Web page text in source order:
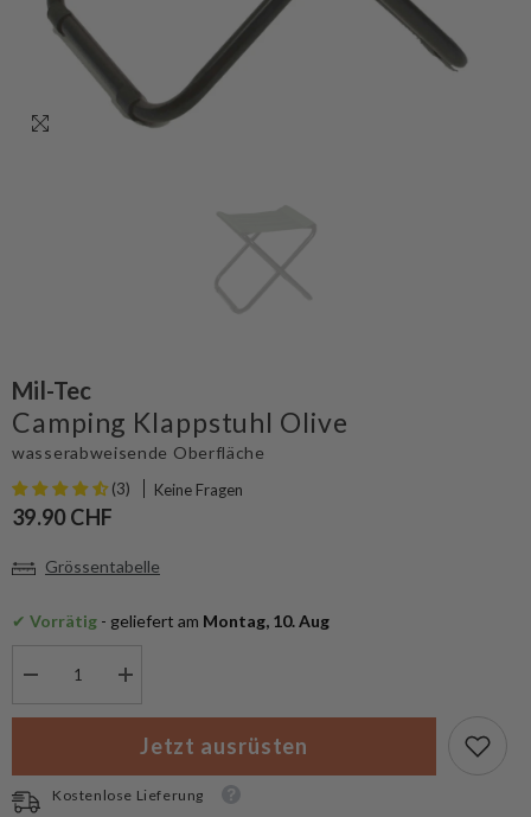
Mil-Tec
Camping Klappstuhl Olive
wasserabweisende Oberfläche
(3) Keine Fragen
39.90 CHF
Grössentabelle
✔ Vorrätig - geliefert am Montag, 10. Aug
für
Klappstuhl
Olive
Menge
für
Mil-
Tec
Klappstuhl
Jetzt ausrüsten
Kostenlose Lieferung